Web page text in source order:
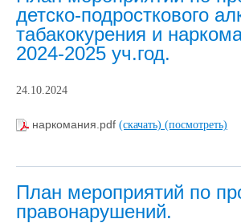
детско-подросткового
табакокурения и
2024-2025 уч.год.
24.10.2024
наркомания.pdf (скачать) (посмотреть)
План мероприятий по
правонарушений.